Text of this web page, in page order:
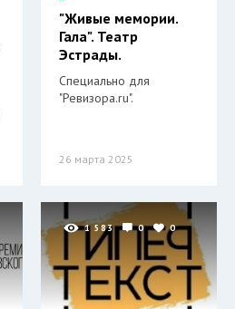
"Живые мемории.
Гала". Театр
Эстрады.
Специально для
"Ревизора.ru".
26 марта 2025
1 583 0 0